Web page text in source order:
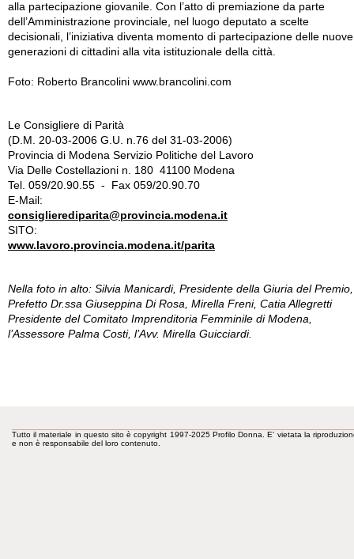
alla partecipazione giovanile. Con l’atto di premiazione da parte
dell’Amministrazione provinciale, nel luogo deputato a scelte
decisionali, l’iniziativa diventa momento di partecipazione delle nuove
generazioni di cittadini alla vita istituzionale della città.
Foto: Roberto Brancolini www.brancolini.com
Le Consigliere di Parità
(D.M. 20-03-2006 G.U. n.76 del 31-03-2006)
Provincia di Modena Servizio Politiche del Lavoro
Via Delle Costellazioni n. 180 41100 Modena
Tel. 059/20.90.55 - Fax 059/20.90.70
E-Mail:
consiglierediparita@provincia.modena.it
SITO:
www.lavoro.provincia.modena.it/parita
Nella foto in alto: Silvia Manicardi, Presidente della Giuria del
Prefetto Dr.ssa Giuseppina Di Rosa, Mirella Freni, Catia Allegretti
Presidente del Comitato Imprenditoria Femminile di Modena,
l’Assessore Palma Costi, l’Avv. Mirella Guicciardi.
Tutto il materiale in questo sito è copyright 1997-2025 Profilo Donna. E' vietata la
e non è responsabile del loro contenuto.